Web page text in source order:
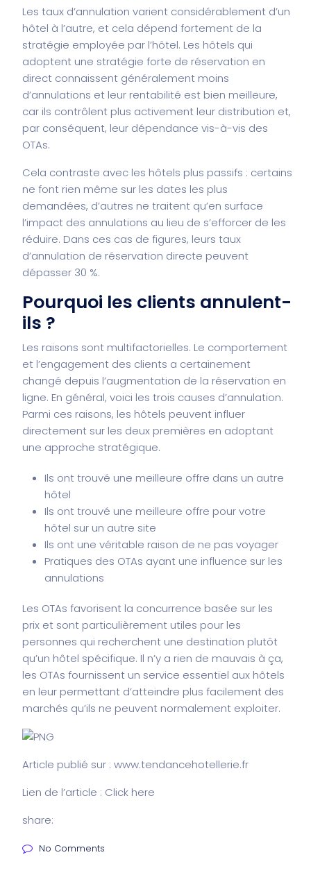
Les taux d’annulation varient considérablement d’un
hôtel à l’autre, et cela dépend fortement de la
stratégie employée par l’hôtel. Les hôtels qui
adoptent une stratégie forte de réservation en
direct connaissent généralement moins
d’annulations et leur rentabilité est bien meilleure,
car ils contrôlent plus activement leur distribution et,
par conséquent, leur dépendance vis-à-vis des
OTAs.
Cela contraste avec les hôtels plus passifs : certains
ne font rien même sur les dates les plus
demandées, d’autres ne traitent qu’en surface
l’impact des annulations au lieu de s’efforcer de les
réduire. Dans ces cas de figures, leurs taux
d’annulation de réservation directe peuvent
dépasser 30 %.
Pourquoi les clients annulent-
ils ?
Les raisons sont multifactorielles. Le comportement
et l’engagement des clients a certainement
changé depuis l’augmentation de la réservation en
ligne. En général, voici les trois causes d’annulation.
Parmi ces raisons, les hôtels peuvent influer
directement sur les deux premières en adoptant
une approche stratégique.
Ils ont trouvé une meilleure offre dans un autre
hôtel
Ils ont trouvé une meilleure offre pour votre
hôtel sur un autre site
Ils ont une véritable raison de ne pas voyager
Pratiques des OTAs ayant une influence sur les
annulations
Les OTAs favorisent la concurrence basée sur les
prix et sont particulièrement utiles pour les
personnes qui recherchent une destination plutôt
qu’un hôtel spécifique. Il n’y a rien de mauvais à ça,
les OTAs fournissent un service essentiel aux hôtels
en leur permettant d’atteindre plus facilement des
marchés qu’ils ne peuvent normalement exploiter.
Article publié sur : www.tendancehotellerie.fr
Lien de l’article : Click here
share:
No Comments